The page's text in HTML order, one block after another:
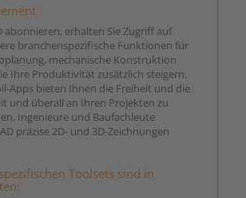
abonnieren, erhalten Sie Zugriff auf
branchenspezifische Funktionen für
mechanische Konstruktion
Ihre Produktivität zusätzlich steigern.
Apps bieten Ihnen die Freiheit und die
und überall an Ihren Projekten zu
Ingenieure und Baufachleute
präzise 2D- und 3D-Zeichnungen
Toolsets sind in